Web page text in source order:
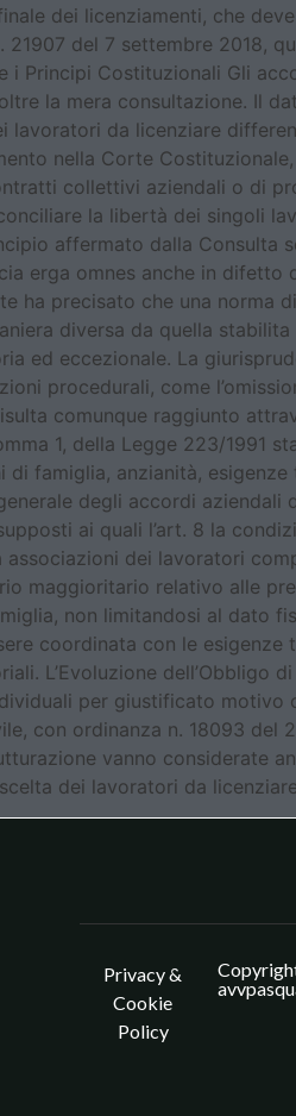
dei licenziamenti, che
del 7 settembre 2018,
Principi Costituzionali Gli
la mera consultazione. Il
da licenziare
nella Corte
collettivi aziendali o di
la libertà dei singoli
affermato dalla Consulta
erga omnes anche in difetto
ha precisato che una norma
diversa da quella
ed eccezionale. La
procedurali, come
comunque raggiunto
1, della Legge 223/1991
famiglia, anzianità,
degli accordi aziendali
ai quali l’art. 8 la
dei lavoratori
maggioritario relativo alle
non limitandosi al dato
coordinata con le
L’Evoluzione dell’Obbligo
per giustificato motivo
con ordinanza n. 18093
vanno considerate
dei lavoratori da
Privacy &
Cookie
Policy